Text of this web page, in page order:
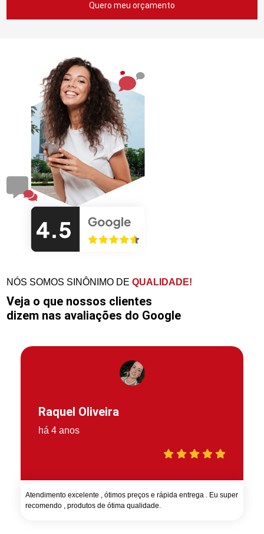
Quero meu orçamento
NÓS SOMOS SINÔNIMO DEQUALIDADE!
Veja o que nossos clientes
dizem nas avaliações do Google
Raquel Oliveira
há 4 anos
Atendimento excelente , ótimos preços e rápida entrega . Eu super
recomendo , produtos de ótima qualidade.